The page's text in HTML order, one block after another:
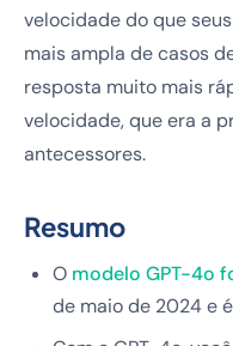
velocidade do que
mais ampla de casos
resposta muito mais
velocidade, que era a
antecessores.
Resumo
O modelo GPT-4o
de maio de 2024 e